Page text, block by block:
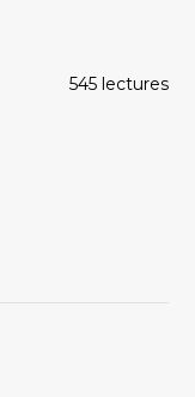
545 lectures